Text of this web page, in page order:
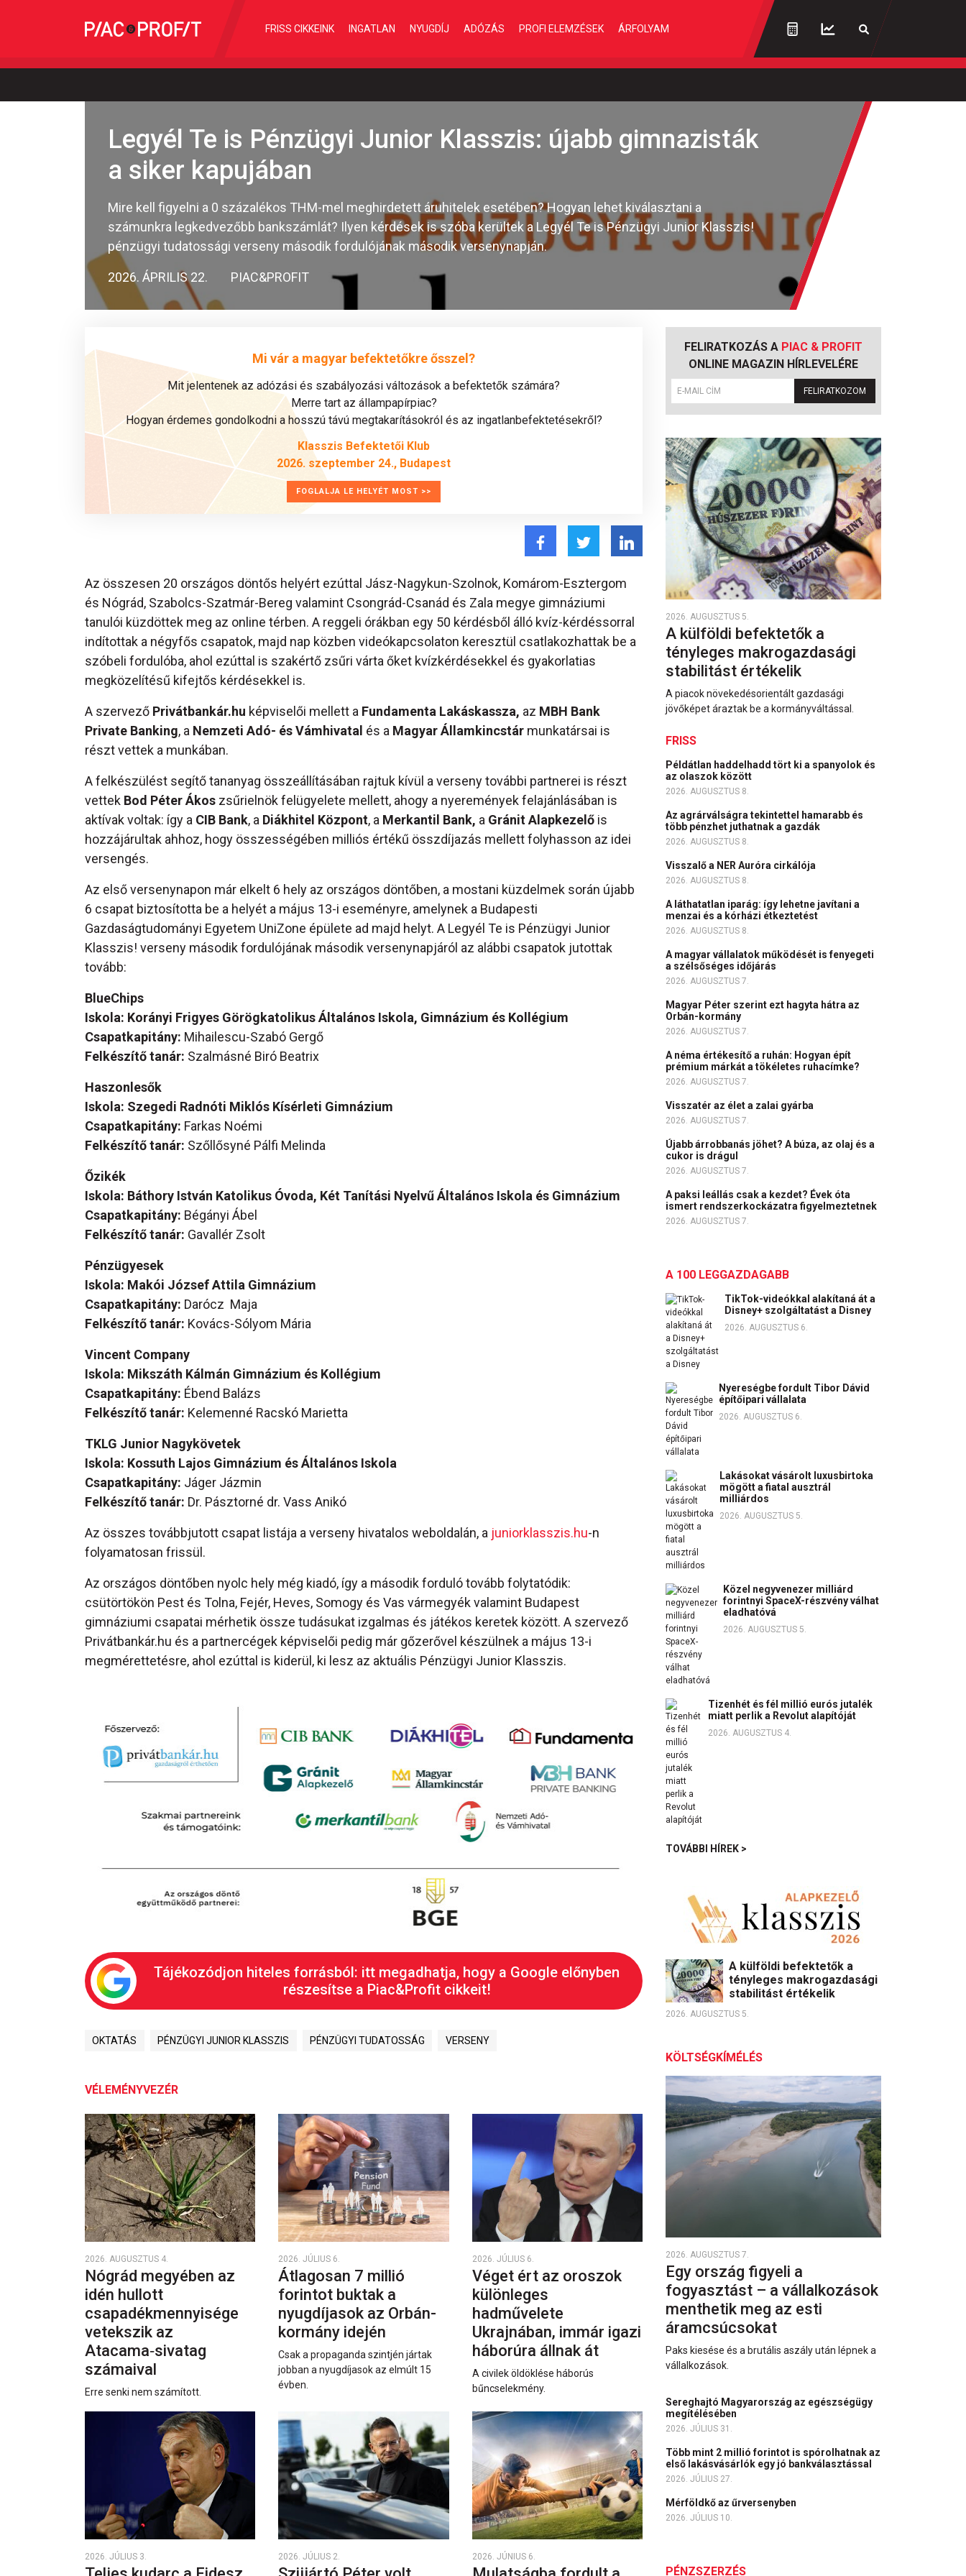
FRISS CIKKEINK INGATLAN NYUGDÍJ ADÓZÁS PROFI ELEMZÉSEK ÁRFOLYAM
Legyél Te is Pénzügyi Junior Klasszis: újabb gimnazisták
a siker kapujában
Mire kell figyelni a 0 százalékos THM-mel meghirdetett áruhitelek esetében? Hogyan lehet kiválasztani a
számunkra legkedvezőbb bankszámlát? Ilyen kérdések is szóba kerültek a Legyél Te is Pénzügyi Junior Klasszis!
pénzügyi tudatossági verseny második fordulójának második versenynapján.
2026. ÁPRILIS 22. PIAC&PROFIT
Mi vár a magyar befektetőkre ősszel?
Mit jelentenek az adózási és szabályozási változások a befektetők számára?
Merre tart az állampapírpiac?
Hogyan érdemes gondolkodni a hosszú távú megtakarításokról és az ingatlanbefektetésekről?
Klasszis Befektetői Klub
2026. szeptember 24., Budapest
FOGLALJA LE HELYÉT MOST >>
Az összesen 20 országos döntős helyért ezúttal Jász-Nagykun-Szolnok, Komárom-Esztergom
és Nógrád, Szabolcs-Szatmár-Bereg valamint Csongrád-Csanád és Zala megye gimnáziumi
tanulói küzdöttek meg az online térben. A reggeli órákban egy 50 kérdésből álló kvíz-kérdéssorral
indítottak a négyfős csapatok, majd nap közben videókapcsolaton keresztül csatlakozhattak be a
szóbeli fordulóba, ahol ezúttal is szakértő zsűri várta őket kvízkérdésekkel és gyakorlatias
megközelítésű kifejtős kérdésekkel is.
A szervező Privátbankár.hu képviselői mellett a Fundamenta Lakáskassza, az MBH Bank
Private Banking, a Nemzeti Adó- és Vámhivatal és a Magyar Államkincstár munkatársai is
részt vettek a munkában.
A felkészülést segítő tananyag összeállításában rajtuk kívül a verseny további partnerei is részt
vettek Bod Péter Ákos zsűrielnök felügyelete mellett, ahogy a nyeremények felajánlásában is
aktívak voltak: így a CIB Bank, a Diákhitel Központ, a Merkantil Bank, a Gránit Alapkezelő is
hozzájárultak ahhoz, hogy összességében milliós értékű összdíjazás mellett folyhasson az idei
versengés.
Az első versenynapon már elkelt 6 hely az országos döntőben, a mostani küzdelmek során újabb
6 csapat biztosította be a helyét a május 13-i eseményre, amelynek a Budapesti
Gazdaságtudományi Egyetem UniZone épülete ad majd helyt. A Legyél Te is Pénzügyi Junior
Klasszis! verseny második fordulójának második versenynapjáról az alábbi csapatok jutottak
tovább:
BlueChips
Iskola: Korányi Frigyes Görögkatolikus Általános Iskola, Gimnázium és Kollégium
Csapatkapitány: Mihailescu-Szabó Gergő
Felkészítő tanár: Szalmásné Biró Beatrix
Haszonlesők
Iskola: Szegedi Radnóti Miklós Kísérleti Gimnázium
Csapatkapitány: Farkas Noémi
Felkészítő tanár: Szőllősyné Pálfi Melinda
Őzikék
Iskola: Báthory István Katolikus Óvoda, Két Tanítási Nyelvű Általános Iskola és Gimnázium
Csapatkapitány: Bégányi Ábel
Felkészítő tanár: Gavallér Zsolt
Pénzügyesek
Iskola: Makói József Attila Gimnázium
Csapatkapitány: Darócz Maja
Felkészítő tanár: Kovács-Sólyom Mária
Vincent Company
Iskola: Mikszáth Kálmán Gimnázium és Kollégium
Csapatkapitány: Ébend Balázs
Felkészítő tanár: Kelemenné Racskó Marietta
TKLG Junior Nagykövetek
Iskola: Kossuth Lajos Gimnázium és Általános Iskola
Csapatkapitány: Jáger Jázmin
Felkészítő tanár: Dr. Pásztorné dr. Vass Anikó
Az összes továbbjutott csapat listája a verseny hivatalos weboldalán, a juniorklasszis.hu-n
folyamatosan frissül.
Az országos döntőben nyolc hely még kiadó, így a második forduló tovább folytatódik:
csütörtökön Pest és Tolna, Fejér, Heves, Somogy és Vas vármegyék valamint Budapest
gimnáziumi csapatai mérhetik össze tudásukat izgalmas és játékos keretek között. A szervező
Privátbankár.hu és a partnercégek képviselői pedig már gőzerővel készülnek a május 13-i
megmérettetésre, ahol ezúttal is kiderül, ki lesz az aktuális Pénzügyi Junior Klasszis.
Tájékozódjon hiteles forrásból: itt megadhatja, hogy a Google előnyben
részesítse a Piac&Profit cikkeit!
OKTATÁS PÉNZÜGYI JUNIOR KLASSZIS PÉNZÜGYI TUDATOSSÁG VERSENY
VÉLEMÉNYVEZÉR
2026. AUGUSZTUS 4.
Nógrád megyében az
idén hullott
csapadékmennyisége
vetekszik az
Atacama‑sivatag
számaival
Erre senki nem számított.
2026. JÚLIUS 6.
Átlagosan 7 millió
forintot buktak a
nyugdíjasok az Orbán-
kormány idején
Csak a propaganda szintjén jártak
jobban a nyugdíjasok az elmúlt 15
évben.
2026. JÚLIUS 6.
Véget ért az oroszok
különleges
hadművelete
Ukrajnában, immár igazi
háborúra állnak át
A civilek öldöklése háborús
bűncselekmény.
2026. JÚLIUS 3. 2026. JÚLIUS 2. 2026. JÚNIUS 6.
FELIRATKOZÁS A PIAC & PROFIT
ONLINE MAGAZIN HÍRLEVELÉRE
FELIRATKOZOM
2026. AUGUSZTUS 5.
A külföldi befektetők a
tényleges makrogazdasági
stabilitást értékelik
A piacok növekedésorientált gazdasági
jövőképet áraztak be a kormányváltással.
FRISS
Példátlan haddelhadd tört ki a spanyolok és
az olaszok között
2026. AUGUSZTUS 8.
Az agrárválságra tekintettel hamarabb és
több pénzhet juthatnak a gazdák
2026. AUGUSZTUS 8.
Visszalő a NER Auróra cirkálója
2026. AUGUSZTUS 8.
A láthatatlan iparág: így lehetne javítani a
menzai és a kórházi étkeztetést
2026. AUGUSZTUS 8.
A magyar vállalatok működését is fenyegeti
a szélsőséges időjárás
2026. AUGUSZTUS 7.
Magyar Péter szerint ezt hagyta hátra az
Orbán-kormány
2026. AUGUSZTUS 7.
A néma értékesítő a ruhán: Hogyan épít
prémium márkát a tökéletes ruhacímke?
2026. AUGUSZTUS 7.
Visszatér az élet a zalai gyárba
2026. AUGUSZTUS 7.
Újabb árrobbanás jöhet? A búza, az olaj és a
cukor is drágul
2026. AUGUSZTUS 7.
A paksi leállás csak a kezdet? Évek óta
ismert rendszerkockázatra figyelmeztetnek
2026. AUGUSZTUS 7.
A 100 LEGGAZDAGABB
TikTok-videókkal alakítaná át a
Disney+ szolgáltatást a Disney
2026. AUGUSZTUS 6.
Nyereségbe fordult Tibor Dávid
építőipari vállalata
2026. AUGUSZTUS 6.
Lakásokat vásárolt luxusbirtoka
mögött a fiatal ausztrál
milliárdos
2026. AUGUSZTUS 5.
Közel negyvenezer milliárd
forintnyi SpaceX-részvény válhat
eladhatóvá
2026. AUGUSZTUS 5.
Tizenhét és fél millió eurós jutalék
miatt perlik a Revolut alapítóját
2026. AUGUSZTUS 4.
TOVÁBBI HÍREK >
A külföldi befektetők a
tényleges makrogazdasági
stabilitást értékelik
2026. AUGUSZTUS 5.
KÖLTSÉGKÍMÉLÉS
2026. AUGUSZTUS 7.
Egy ország figyeli a
fogyasztást – a vállalkozások
menthetik meg az esti
áramcsúcsokat
Paks kiesése és a brutális aszály után lépnek a
vállalkozások.
Sereghajtó Magyarország az egészségügy
megítélésében
2026. JÚLIUS 31.
Több mint 2 millió forintot is spórolhatnak az
első lakásvásárlók egy jó bankválasztással
2026. JÚLIUS 27.
Mérföldkő az űrversenyben
2026. JÚLIUS 10.
PÉNZSZERZÉS